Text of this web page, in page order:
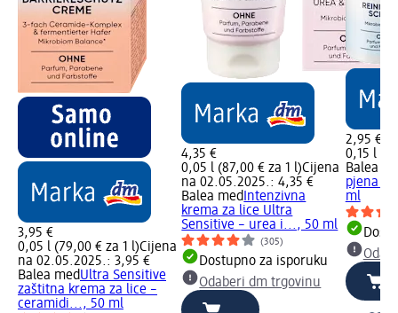
3,95 €
0,05 l (79,00 € za 1 l)Cijena
na 02.05.2025.: 3,95 €
Balea medUltra Sensitive
zaštitna krema za lice –
ceramidi..., 50 ml
4,35 €
0,05 l (87,00 € za 1 l)Cijena
na 02.05.2025.: 4,35 €
Balea medIntenzivna
krema za lice Ultra
Sensitive – urea i..., 50 ml
(305)
Dostupno za isporuku
Odaberi dm trgovinu
2,95 €
0,15 l
Balea
pjena
ml